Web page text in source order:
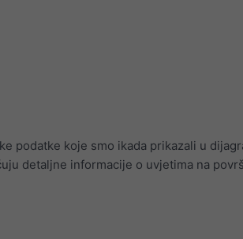
podatke koje smo ikada prikazali u
detaljne informacije o uvjetima na